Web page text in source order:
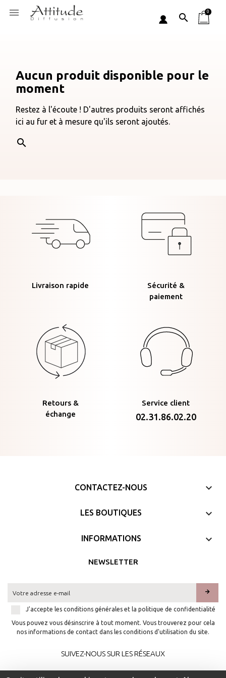
 search
0
Aucun produit disponible pour le
moment
Restez à l'écoute ! D'autres produits seront affichés
ici au fur et à mesure qu'ils seront ajoutés.
search
Livraison rapide
Sécurité &
paiement
Retours &
échange
Service client
02.31.86.02.20
CONTACTEZ-NOUS keyboard_arrow_down
LES BOUTIQUES 
INFORMATIONS 
NEWSLETTER
arrow_forward
J'accepte les conditions générales et la politique de confidentialité
Vous pouvez vous désinscrire à tout moment. Vous trouverez pour cela
nos informations de contact dans les conditions d'utilisation du site.
SUIVEZ-NOUS SUR LES RÉSEAUX
Panneau de gestion des cookies